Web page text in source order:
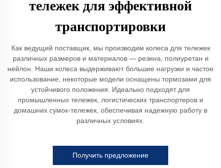
тележек для эффективной
транспортировки
Как ведущий поставщик, мы производим колеса для тележек
различных размеров и материалов — резина, полиуретан и
нейлон. Наши колеса выдерживают большие нагрузки и частое
использование, некоторые модели оснащены тормозами для
устойчивого положения. Идеально подходят для
промышленных тележек, логистических транспортеров и
домашних сумок-тележек, обеспечивая надежную работу в
различных условиях.
Получить предложение